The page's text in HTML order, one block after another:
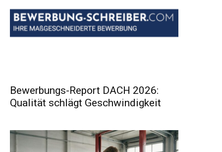
Bewerbungs-Report DACH 2026:
Qualität schlägt Geschwindigkeit